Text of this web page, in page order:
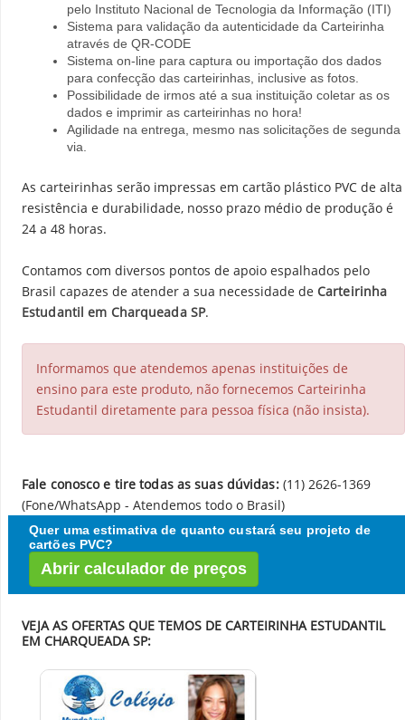
pelo Instituto Nacional de Tecnologia da Informação (ITI)
Sistema para validação da autenticidade da Carteirinha
através de QR-CODE
Sistema on-line para captura ou importação dos dados
para confecção das carteirinhas, inclusive as fotos.
Possibilidade de irmos até a sua instituição coletar as os
dados e imprimir as carteirinhas no hora!
Agilidade na entrega, mesmo nas solicitações de segunda
via.
As carteirinhas serão impressas em cartão plástico PVC de alta
resistência e durabilidade, nosso prazo médio de produção é
24 a 48 horas.
Contamos com diversos pontos de apoio espalhados pelo
Brasil capazes de atender a sua necessidade de Carteirinha
Estudantil em Charqueada SP.
Informamos que atendemos apenas instituições de
ensino para este produto, não fornecemos Carteirinha
Estudantil diretamente para pessoa física (não insista).
Fale conosco e tire todas as suas dúvidas: (11) 2626-1369
(Fone/WhatsApp - Atendemos todo o Brasil)
Quer uma estimativa de quanto custará seu projeto de
cartões PVC?
Abrir calculador de preços
VEJA AS OFERTAS QUE TEMOS DE CARTEIRINHA ESTUDANTIL
EM CHARQUEADA SP: